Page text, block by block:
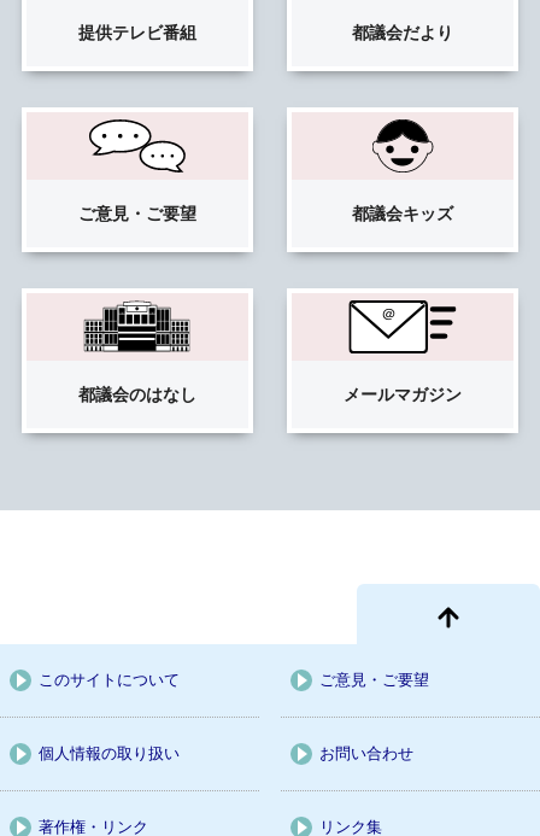
提供テレビ番組 都議会だより
ご意見・ ご要望 都議会キッズ
都議会のはなし メールマガジン
このサイトについて ご意見・ご要望
個人情報の取り扱い お問い合わせ
著作権・リンク リンク集